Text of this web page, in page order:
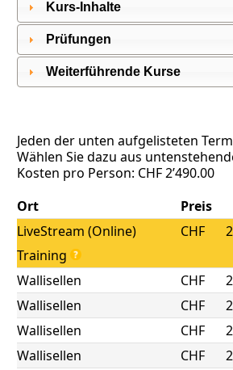
Kurs-Inhalte
Prüfungen
Weiterführende Kurse
Jeden der unten aufgelisteten
Wählen Sie dazu aus
Kosten pro Person: CHF 2’490.00
Ort
Preis
LiveStream (Online)
Training
CHF
Wallisellen CHF
Wallisellen
CHF
Wallisellen
CHF
Wallisellen
CHF